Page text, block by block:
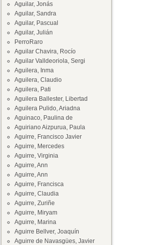
Aguilar, Jonás
Aguilar, Sandra
Aguilar, Pascual
Aguilar, Julián
PerroRaro
Aguilar Chavira, Rocío
Aguilar Valldeoriola, Sergi
Aguilera, Inma
Aguilera, Claudio
Aguilera, Pati
Aguilera Ballester, Libertad
Aguilera Pulido, Ariadna
Aguinaco, Paulina de
Aguiriano Aizpurua, Paula
Aguirre, Francisco Javier
Aguirre, Mercedes
Aguirre, Virginia
Aguirre, Ann
Aguirre, Ann
Aguirre, Francisca
Aguirre, Claudia
Aguirre, Zuriñe
Aguirre, Miryam
Aguirre, Marina
Aguirre Bellver, Joaquín
Aguirre de Navasgües, Javier